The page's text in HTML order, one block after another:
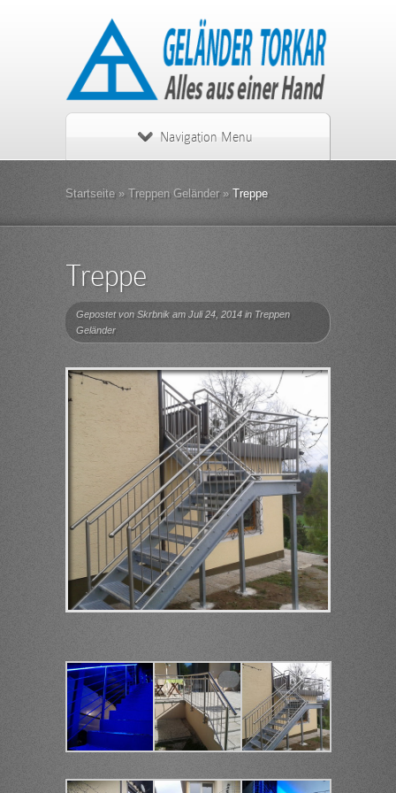
Navigation Menu
Startseite » Treppen Geländer » Treppe
Treppe
Gepostet vonSkrbnik am Juli 24, 2014 in Treppen
Geländer